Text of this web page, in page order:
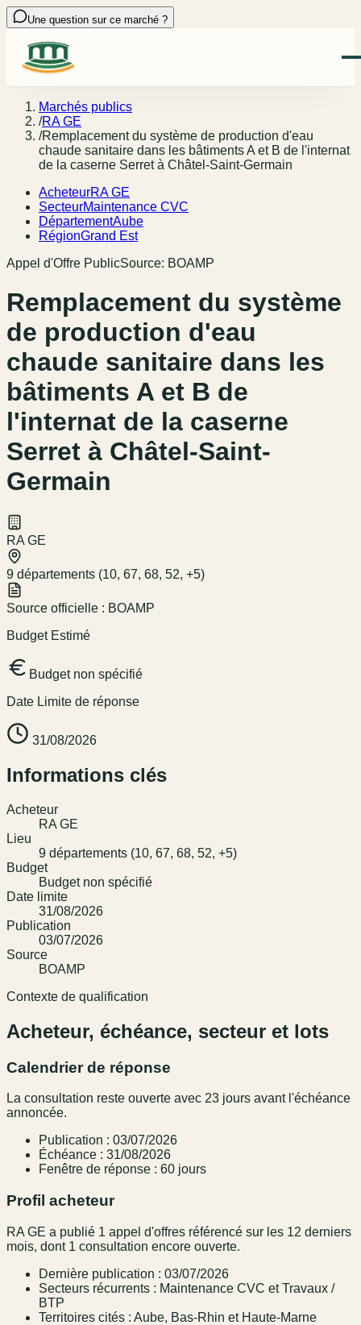
Une question sur ce marché ?
Marchés publics
/RA GE
/Remplacement du système de production d'eau
chaude sanitaire dans les bâtiments A et B de l'internat
de la caserne Serret à Châtel-Saint-Germain
AcheteurRA GE
SecteurMaintenance CVC
DépartementAube
RégionGrand Est
Appel d'Offre PublicSource: BOAMP
Remplacement du système
de production d'eau
chaude sanitaire dans les
bâtiments A et B de
l'internat de la caserne
Serret à Châtel-Saint-
Germain
RA GE
9 départements (10, 67, 68, 52, +5)
Source officielle : BOAMP
Budget Estimé
Budget non spécifié
Date Limite de réponse
31/08/2026
Informations clés
Acheteur
RA GE
Lieu
9 départements (10, 67, 68, 52, +5)
Budget
Budget non spécifié
Date limite
31/08/2026
Publication
03/07/2026
Source
BOAMP
Contexte de qualification
Acheteur, échéance, secteur et lots
Calendrier de réponse
La consultation reste ouverte avec 23 jours avant l'échéance
annoncée.
Publication : 03/07/2026
Échéance : 31/08/2026
Fenêtre de réponse : 60 jours
Profil acheteur
RA GE a publié 1 appel d'offres référencé sur les 12 derniers
mois, dont 1 consultation encore ouverte.
Dernière publication : 03/07/2026
Secteurs récurrents : Maintenance CVC et Travaux /
BTP
Territoires cités : Aube, Bas-Rhin et Haute-Marne